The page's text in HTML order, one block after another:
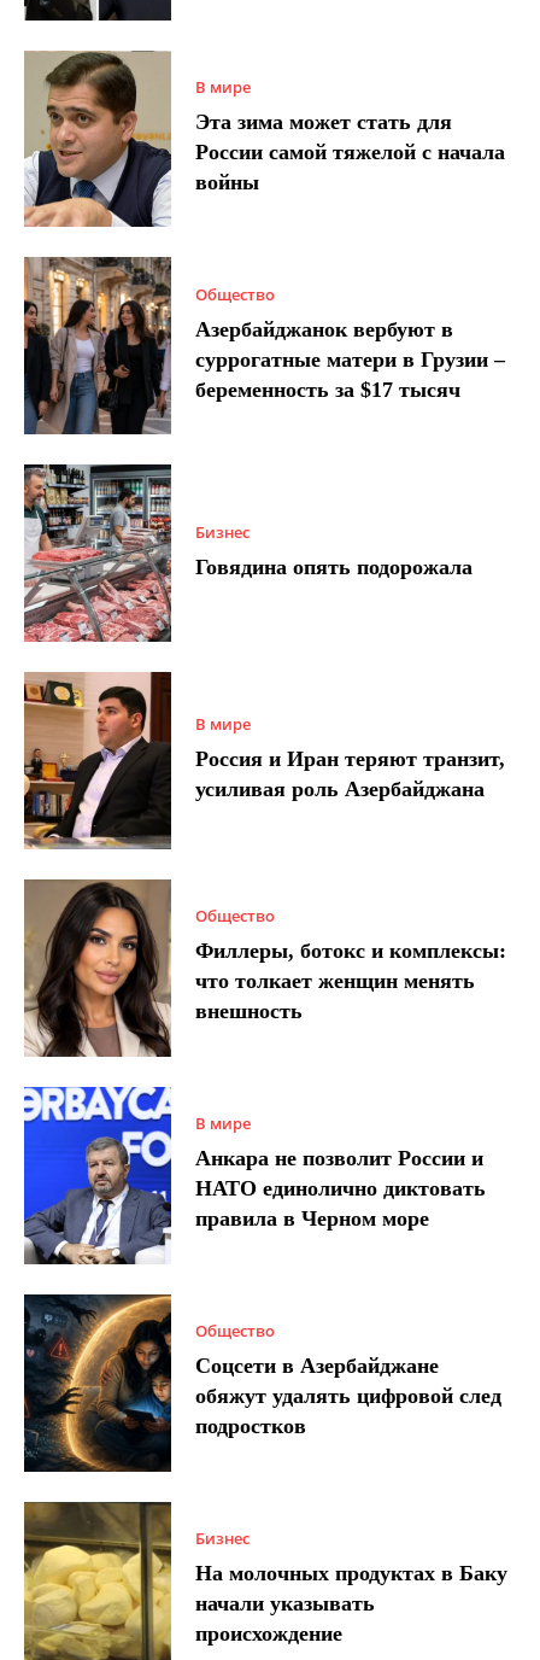
В мире
Эта зима может стать для
России самой тяжелой с начала
войны
Общество
Азербайджанок вербуют в
суррогатные матери в Грузии –
беременность за $17 тысяч
Бизнес
Говядина опять подорожала
В мире
Россия и Иран теряют транзит,
усиливая роль Азербайджана
Общество
Филлеры, ботокс и комплексы:
что толкает женщин менять
внешность
В мире
Анкара не позволит России и
НАТО единолично диктовать
правила в Черном море
Общество
Соцсети в Азербайджане
обяжут удалять цифровой след
подростков
Бизнес
На молочных продуктах в Баку
начали указывать
происхождение